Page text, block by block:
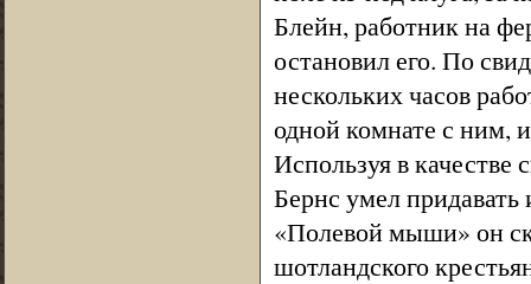
Блейн, работник на
остановил его. По
нескольких часов
одной комнате с ним,
Используя в
Бернс умел
«Полевой мыши» он
шотландского